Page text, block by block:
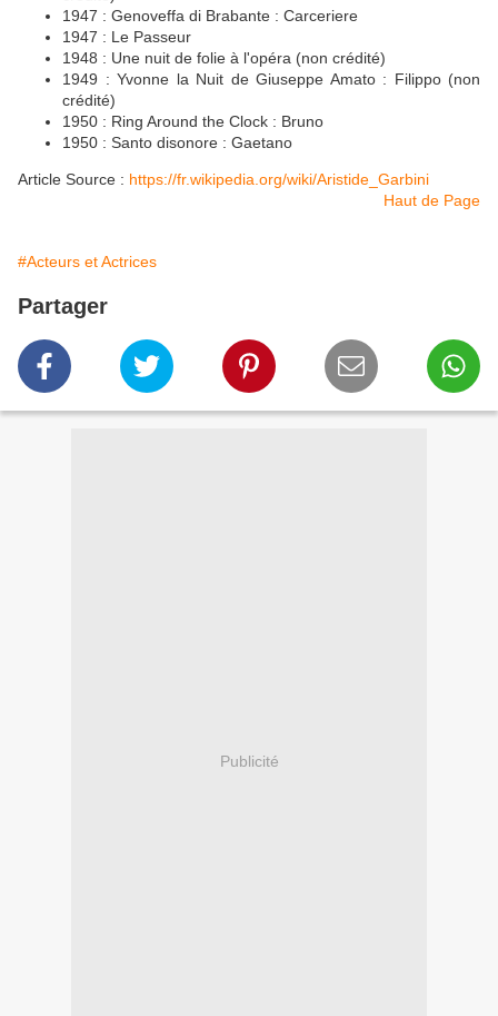
1947 : Genoveffa di Brabante : Carceriere
1947 : Le Passeur
1948 : Une nuit de folie à l'opéra (non crédité)
1949 : Yvonne la Nuit de Giuseppe Amato : Filippo (non
crédité)
1950 : Ring Around the Clock : Bruno
1950 : Santo disonore : Gaetano
Article Source : https://fr.wikipedia.org/wiki/Aristide_Garbini
Haut de Page
#Acteurs et Actrices
Partager
Publicité